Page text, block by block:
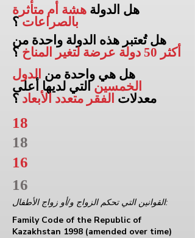
هل الدولة هشة أم متأثرة
بالصراعات ؟
هل تُعتبر هذه الدولة واحدة من
أكثر 50 دولة عرضة لتغير المناخ
؟
هل هي واحدة من الدول
الخمسين التي لديها أعلى
معدلات الفقر متعدد الأبعاد ؟
18
18
16
16
القوانين التي تحكم الزواج و/أو زواج الأطفال:
Family Code of the Republic of
Kazakhstan 1998 (amended over time)